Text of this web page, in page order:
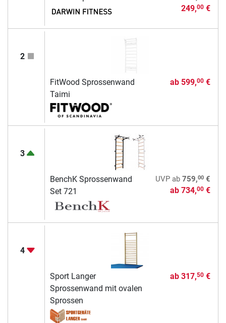
249,00€
2
FitWood Sprossenwand
Taimi
ab 599,00€
3
BenchK Sprossenwand
Set 721
UVPab 759,00€
ab 734,00€
4
Sport Langer
Sprossenwand mit ovalen
Sprossen
ab 317,50€